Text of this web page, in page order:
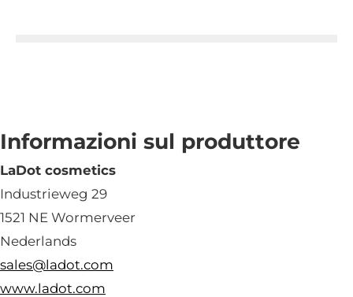
Informazioni sul produttore
LaDot cosmetics
Industrieweg 29
1521 NE Wormerveer
Nederlands
sales@ladot.com
www.ladot.com